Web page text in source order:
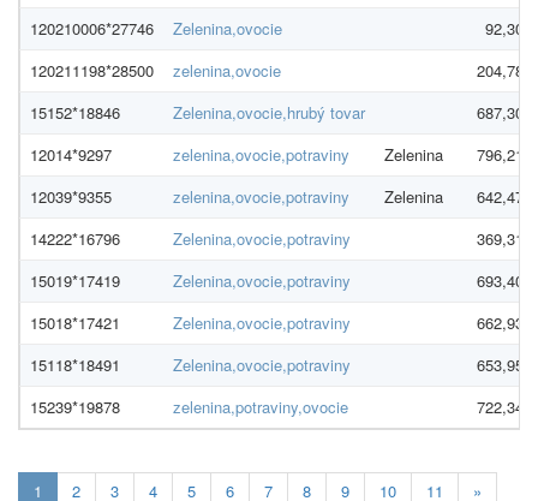
120210006*27746
Zelenina,ovocie
92,30 €
120211198*28500
zelenina,ovocie
204,78 €
15152*18846
Zelenina,ovocie,hrubý tovar
687,30 €
12014*9297
zelenina,ovocie,potraviny Zelenina
796,21 €
12039*9355
zelenina,ovocie,potraviny Zelenina
642,47 €
14222*16796
Zelenina,ovocie,potraviny
369,31 €
15019*17419
Zelenina,ovocie,potraviny
693,40 €
15018*17421
Zelenina,ovocie,potraviny
662,93 €
15118*18491
Zelenina,ovocie,potraviny
653,95 €
15239*19878
zelenina,potraviny,ovocie 722,34 €
1 Aktuálna
2 3 4 5 6 7 8 9 10 11 »